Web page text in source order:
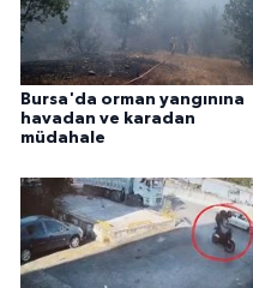
Bursa'da orman yangınına
havadan ve karadan
müdahale